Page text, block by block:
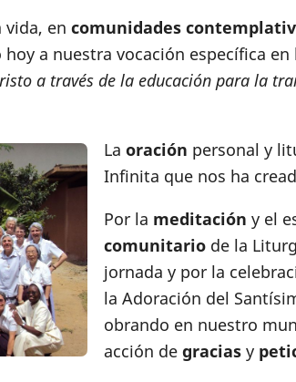
vida, encomunidades
a nuestra vocación específica
a través de la educación para la
La oración personal y
Infinita que nos ha
Por la meditación y el
comunitariode la
jornada y por la
la Adoración del
obrando en nuestro
acción de graciasy